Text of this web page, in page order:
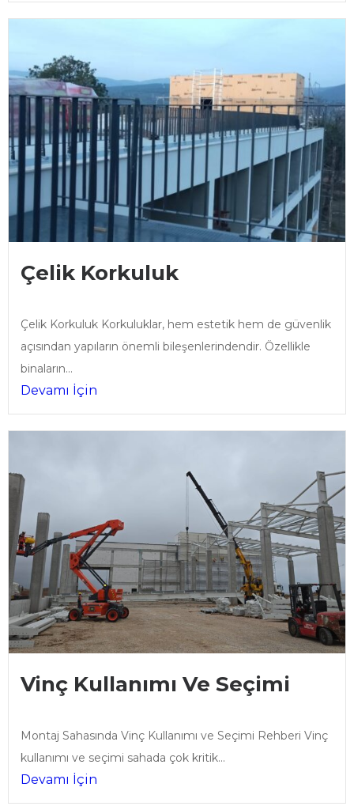
Çelik Korkuluk
Çelik Korkuluk Korkuluklar, hem estetik hem de güvenlik
açısından yapıların önemli bileşenlerindendir. Özellikle
binaların...
Devamı İçin
Vinç Kullanımı Ve Seçimi
Montaj Sahasında Vinç Kullanımı ve Seçimi Rehberi Vinç
kullanımı ve seçimi sahada çok kritik...
Devamı İçin